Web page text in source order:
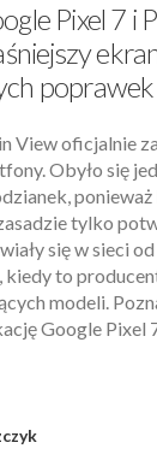
Pixel 7 i
poprawek
View oficjalnie
Obyło się
tylko
się w sieci
to
modeli.
Google Pixel